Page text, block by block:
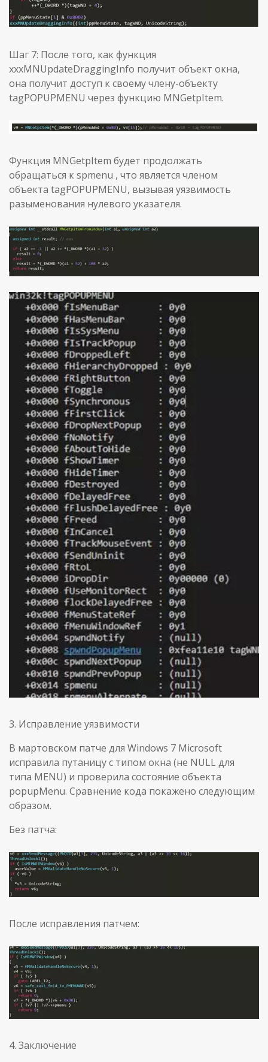
Шаг 7: После того, как функция
xxxMNUpdateDraggingInfo получит объект окна,
она получит доступ к своему члену-объекту
tagPOPUPMENU через функцию MNGetpItem.
Функция MNGetpItem будет продолжать
обращаться к spmenu , что является членом
объекта tagPOPUPMENU, вызывая уязвимость
разыменования нулевого указателя.
3. Исправление уязвимости
В мартовском патче для Windows 7 Microsoft
исправила путаницу с типом окна (не NULL для
типа MENU) и проверила состояние объекта
popupMenu. Сравнение кода покажено следующим
образом.
Без патча:
После исправления патчем:
4. Заключение